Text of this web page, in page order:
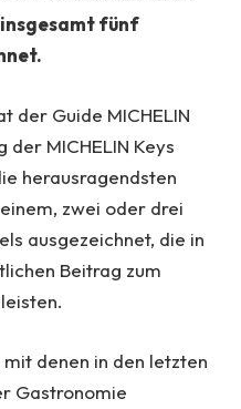
fünf
der Guide MICHELIN
MICHELIN Keys
herausragendsten
zwei oder drei
ausgezeichnet, die in
Beitrag zum
denen in den letzten
Gastronomie